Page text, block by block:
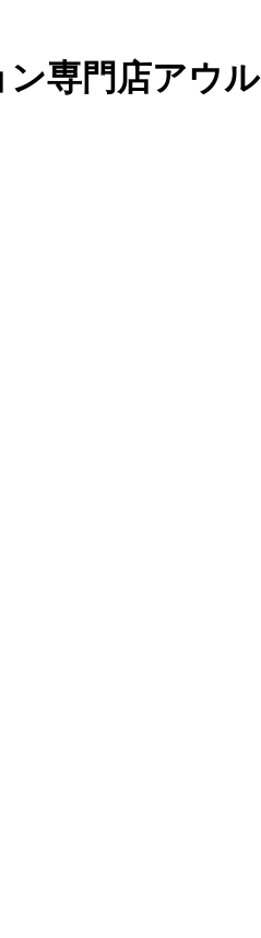
専門店アウル